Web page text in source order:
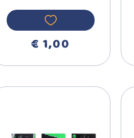
KARO 50
LISTA 325220
€ 1,00